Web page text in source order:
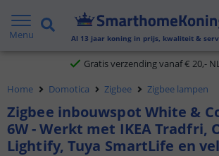
Menu Al 13 jaar koning in prijs, kwaliteit &
2 jaar garantie
Gratis verzending vanaf € 20,-
Klantbeoordeling 9.1
Voor 23:45 uur besteld,morgen
Home Domotica Zigbee Zigbee lampen
Zigbee inbouwspot White &
6W - Werkt met IKEA Tradfri,
Lightify, Tuya SmartLife en